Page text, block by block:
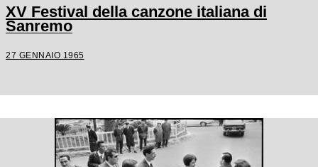
XV Festival della canzone italiana di
Sanremo
27 GENNAIO 1965